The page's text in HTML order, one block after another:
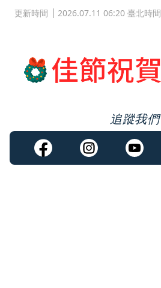
更新時間 2026.07.11 06:20 臺北時間
追蹤我們